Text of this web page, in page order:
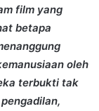
film yang
betapa
oleh
terbukti tak